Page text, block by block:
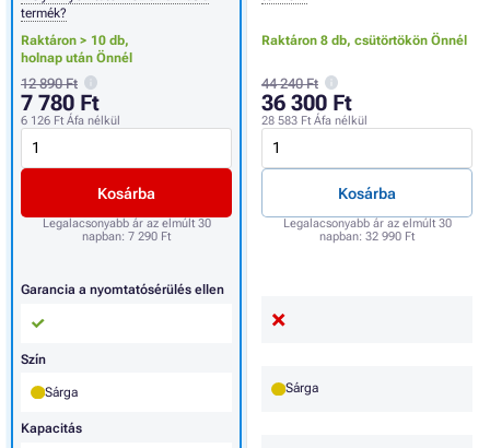
Raktáron 8 db, csütörtökön Önnél
44 240 Ft
36 300 Ft
28 583 Ft Áfa nélkül
Kosárba
Legalacsonyabb ár az elmúlt 30
napban: 32 990 Ft
Sárga
termék?
Raktáron > 10 db,
holnap után Önnél
12 890 Ft
7 780 Ft
6 126 Ft Áfa nélkül
Kosárba
Legalacsonyabb ár az elmúlt 30
napban: 7 290 Ft
Garancia a nyomtatósérülés ellen
Szín
Sárga
Kapacitás